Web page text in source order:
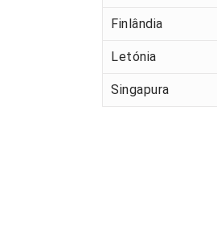
Finlândia
Letónia
Singapura